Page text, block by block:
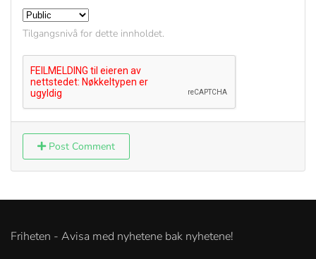
Tilgangsnivå for dette innholdet.
Post Comment
Friheten - Avisa med nyhetene bak nyhetene!